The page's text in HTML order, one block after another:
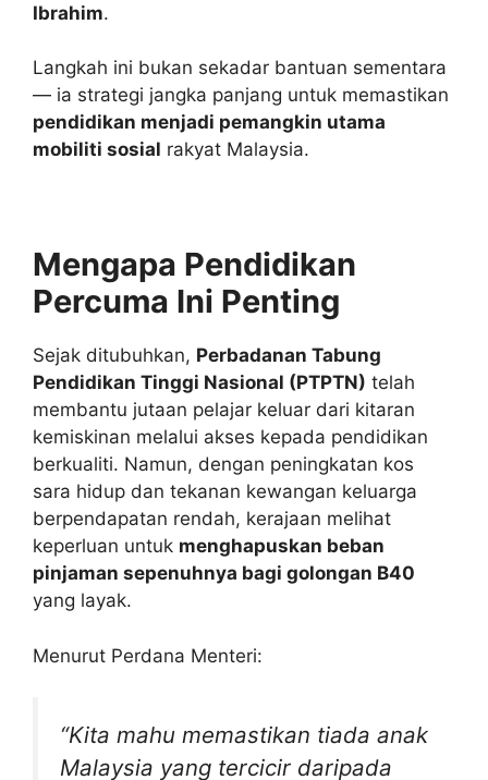
Ibrahim.
Langkah ini bukan sekadar bantuan sementara
— ia strategi jangka panjang untuk memastikan
pendidikan menjadi pemangkin utama
mobiliti sosial rakyat Malaysia.
Mengapa Pendidikan
Percuma Ini Penting
Sejak ditubuhkan, Perbadanan Tabung
Pendidikan Tinggi Nasional (PTPTN) telah
membantu jutaan pelajar keluar dari kitaran
kemiskinan melalui akses kepada pendidikan
berkualiti. Namun, dengan peningkatan kos
sara hidup dan tekanan kewangan keluarga
berpendapatan rendah, kerajaan melihat
keperluan untuk menghapuskan beban
pinjaman sepenuhnya bagi golongan B40
yang layak.
Menurut Perdana Menteri:
“Kita mahu memastikan tiada anak
Malaysia yang tercicir daripada